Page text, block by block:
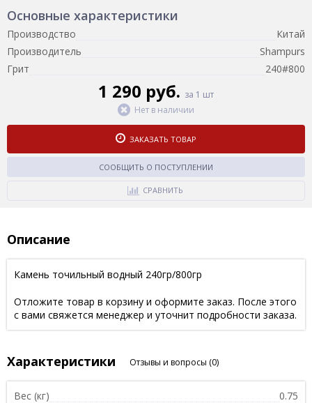
Основные характеристики
Производство
Китай
Производитель
Shampurs
Грит
240#800
1 290 руб. за 1 шт
Нет в наличии
ЗАКАЗАТЬ ТОВАР
СООБЩИТЬ О ПОСТУПЛЕНИИ
СРАВНИТЬ
Описание
Камень точильный водный 240гр/800гр
Отложите товар в корзину и оформите заказ. После этого
с вами свяжется менеджер и уточнит подробности заказа.
Характеристики Отзывы и вопросы (0)
Вес (кг)
0.75